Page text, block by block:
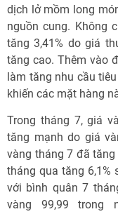
dịch lở mồm long
nguồn cung. Không
tăng 3,41% do giá
tăng cao. Thêm vào
làm tăng nhu cầu
khiến các mặt hàng
Trong tháng 7, giá
tăng mạnh do giá
vàng tháng 7 đã
tháng qua tăng 6,1%
với bình quân 7
vàng 99,99 trong